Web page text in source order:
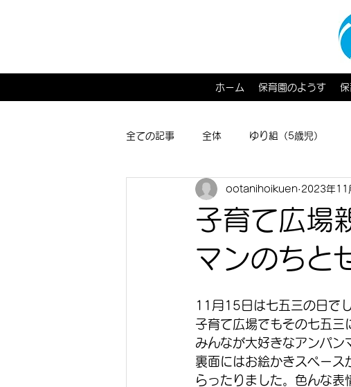
ホーム 保育園のようす
全ての記事 全体 ゆり組（5歳児）
ひよこ１･２組（0･1歳児） 子育てひろ
子育て広場
マンのちと
ootanihoikuen 2023年11
11月15日は七五三の日でし
子育て広場でもその七五三
みんなが大好きなアンパ
裏面にはお絵かきスペース
らったりました。色んな表